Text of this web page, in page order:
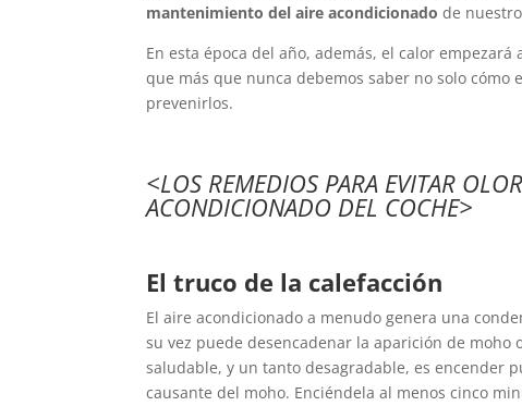
mantenimiento del aire acondicionado de
En esta época del año, además, el calor
que más que nunca debemos saber no solo
prevenirlos.
<LOS REMEDIOS PARA EVITAR
ACONDICIONADO DEL COCHE>
El truco de la calefacción
El aire acondicionado a menudo genera una
su vez puede desencadenar la aparición de
saludable, y un tanto desagradable, es encender
causante del moho. Enciéndela al menos cinco